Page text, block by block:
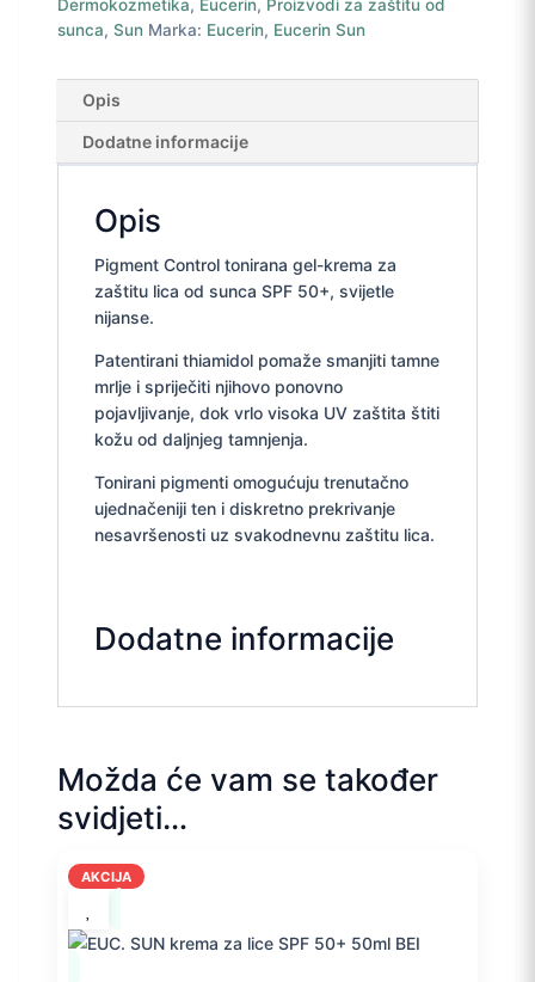
količina
Dermokozmetika, Eucerin, Proizvodi za zaštitu od
sunca, Sun Marka: Eucerin, Eucerin Sun
Opis
Dodatne informacije
Opis
Pigment Control tonirana gel-krema za
zaštitu lica od sunca SPF 50+, svijetle
nijanse.
Patentirani thiamidol pomaže smanjiti tamne
mrlje i spriječiti njihovo ponovno
pojavljivanje, dok vrlo visoka UV zaštita štiti
kožu od daljnjeg tamnjenja.
Tonirani pigmenti omogućuju trenutačno
ujednačeniji ten i diskretno prekrivanje
nesavršenosti uz svakodnevnu zaštitu lica.
Dodatne informacije
Možda će vam se također
svidjeti…
AKCIJA